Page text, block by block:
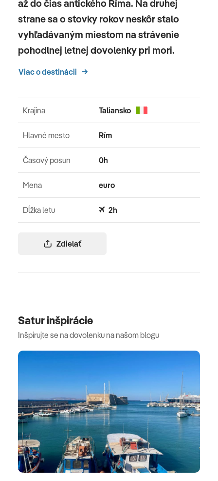
až do čias antického Ríma. Na druhej
strane sa o stovky rokov neskôr stalo
vyhľadávaným miestom na strávenie
pohodlnej letnej dovolenky pri mori.
Viac o destinácii
Zdielať
Krajina Taliansko
Hlavné mesto Rím
Časový posun 0h
Mena euro
Dĺžka letu 2h
Satur inšpirácie
Inšpirujte se na dovolenku na našom blogu